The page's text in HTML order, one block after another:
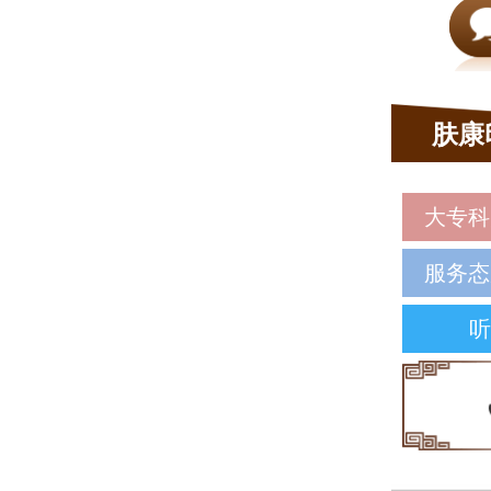
肤
大专
服务